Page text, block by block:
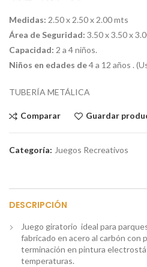
Medidas: 2.50 x 2.50 x 2.00 mts
Área de Seguridad: 3.50 x 3.50 x
Capacidad: 2 a 4 niños.
Niños en edades de4 a 12 años .
TUBERÍA METÁLICA
Comparar Guardar
Categoría: Juegos Recreativos
DESCRIPCIÓN
Juego giratorio ideal para
fabricado en acero al carbón con
terminación en pintura
temperaturas.